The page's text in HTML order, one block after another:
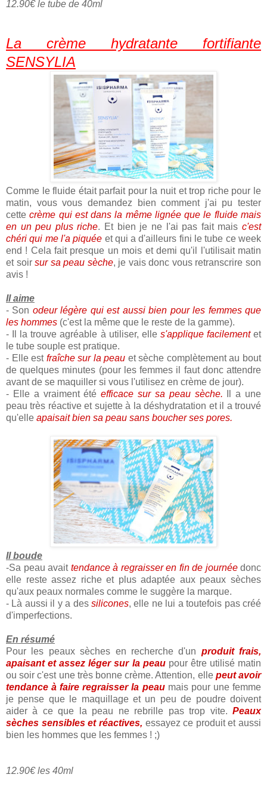
12.90€ le tube de 40ml
La crème hydratante fortifiante
SENSYLIA
Comme le fluide était parfait pour la nuit et trop riche pour le
matin, vous vous demandez bien comment j'ai pu tester
cette crème qui est dans la même lignée que le fluide mais
en un peu plus riche. Et bien je ne l'ai pas fait maisc'est
chéri qui me l'a piquée et qui a d'ailleurs fini le tube ce week
end ! Cela fait presque un mois et demi qu'il l'utilisait matin
et soirsur sa peau sèche, je vais donc vous retranscrire son
avis !
Il aime
- Son odeur légère qui est aussi bien pour les femmes que
les hommes (c'est la même que le reste de la gamme).
- Il la trouve agréable à utiliser, elles'applique facilementet
le tube souple est pratique.
- Elle est fraîche sur la peau et sèche complètement au bout
de quelques minutes (pour les femmes il faut donc attendre
avant de se maquiller si vous l'utilisez en crème de jour).
- Elle a vraiment étéefficace sur sa peau sèche. Il a une
peau très réactive et sujette à la déshydratation et il a trouvé
qu'elle apaisait bien sa peau sans boucher ses pores.
Il boude
-Sa peau avaittendance à regraisser en fin de journée donc
elle reste assez riche et plus adaptée aux peaux sèches
qu'aux peaux normales comme le suggère la marque.
- Là aussi il y a des silicones, elle ne lui a toutefois pas créé
d'imperfections.
En résumé
Pour les peaux sèches en recherche d'un produit frais,
apaisant et assez léger sur la peau pour être utilisé matin
ou soir c'est une très bonne crème. Attention, elle peut avoir
tendance à faire regraisser la peau mais pour une femme
je pense que le maquillage et un peu de poudre doivent
aider à ce que la peau ne rebrille pas trop vite. Peaux
sèches sensibles et réactives, essayez ce produit et aussi
bien les hommes que les femmes ! ;)
12.90€ les 40ml